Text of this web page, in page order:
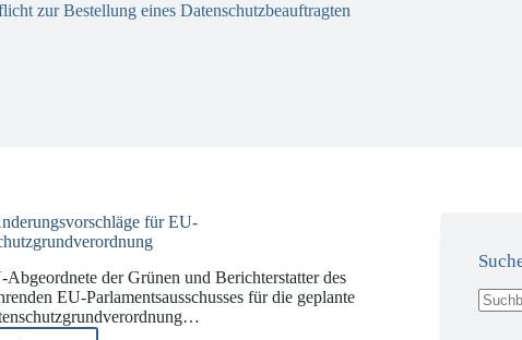
zur Bestellung eines Datenschutzbeauftragten
für EU-
Abgeordnete der Grünen und Berichterstatter des
EU-Parlamentsausschusses für die geplante